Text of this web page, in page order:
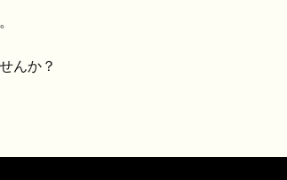
んか？